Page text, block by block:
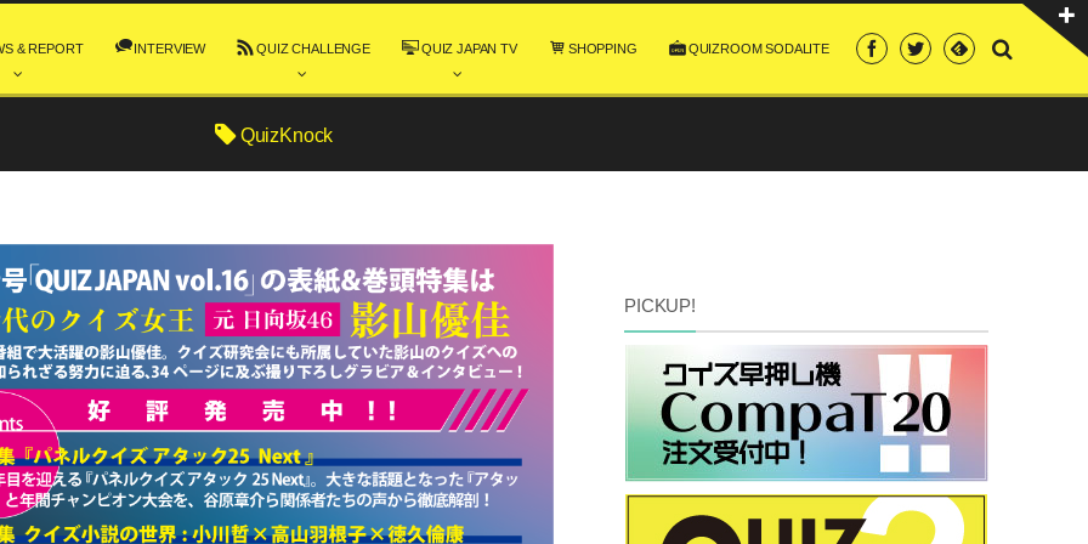
& REPORT INTERVIEW QUIZ CHALLENGE QUIZ JAPAN TV SHOPPING QUIZROOM SODALITE
QuizKnock
PICKUP!